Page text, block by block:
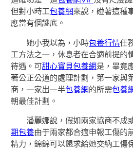
但對小時工包養網來說，碰著這種
應當有個謎底。
她小我以為，小時包養行情任
工方法之一，休息者在合適前提的
待遇。可甜心寶貝包養網是，畢竟
著公正公道的處理計劃，第一家與
商，一家出一半包養網的所需包養
朝最佳計劃。
潘麗娜說，假如兩家協商不成
期包養由于兩家都合適申報工傷的
精力，錦錦可以懇求給她交納工傷